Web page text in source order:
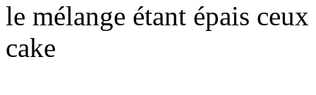
le mélange étant épais
cake